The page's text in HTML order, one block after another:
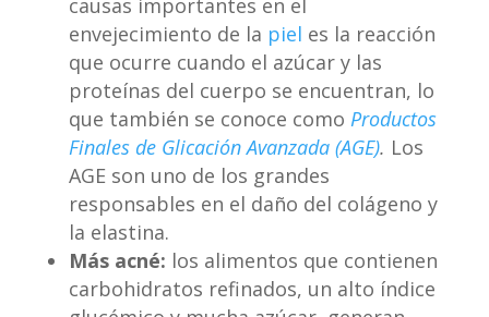
causas importantes en el
envejecimiento de la piel es la reacción
que ocurre cuando el azúcar y las
proteínas del cuerpo se encuentran, lo
que también se conoce como Productos
Finales de Glicación Avanzada (AGE). Los
AGE son uno de los grandes
responsables en el daño del colágeno y
la elastina.
Más acné: los alimentos que contienen
carbohidratos refinados, un alto índice